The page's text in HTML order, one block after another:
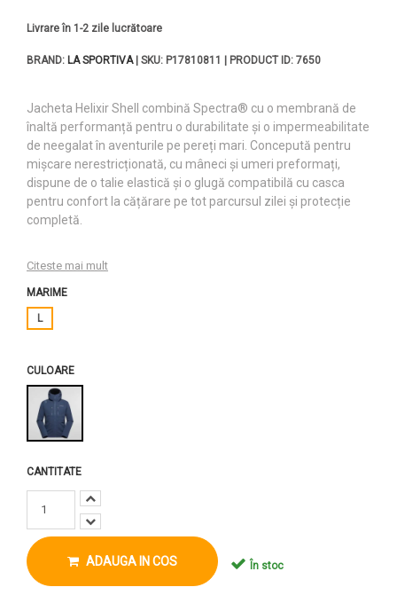
Livrare în 1-2 zile lucrătoare
BRAND: LA SPORTIVA| SKU: P17810811 | PRODUCT ID: 7650
Jacheta Helixir Shell combină Spectra® cu o membrană de
înaltă performanță pentru o durabilitate și o impermeabilitate
de neegalat în aventurile pe pereți mari. Concepută pentru
mișcare nerestricționată, cu mâneci și umeri preformați,
dispune de o talie elastică și o glugă compatibilă cu casca
pentru confort la cățărare pe tot parcursul zilei și protecție
completă.
Citeste mai mult
MARIME
L
CULOARE
CANTITATE
ADAUGA IN COS În stoc